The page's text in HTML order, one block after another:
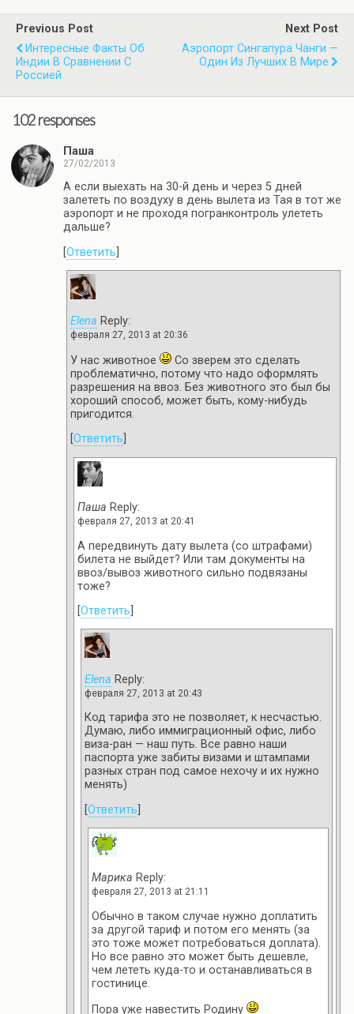
Previous Post
Интересные Факты Об
Индии В Сравнении С
Россией
Next Post
Аэропорт Сингапура Чанги —
Один Из Лучших В Мире
102 responses
Паша
27/02/2013
А если выехать на 30-й день и через 5 дней
залететь по воздуху в день вылета из Тая в тот же
аэропорт и не проходя погранконтроль улететь
дальше?
Ответить
Elena Reply:
февраля 27, 2013 at 20:36
У нас животное
Со зверем это сделать
проблематично, потому что надо оформлять
разрешения на ввоз. Без животного это был бы
хороший способ, может быть, кому-нибудь
пригодится.
Ответить
Паша Reply:
февраля 27, 2013 at 20:41
А передвинуть дату вылета (со штрафами)
билета не выйдет? Или там документы на
ввоз/вывоз животного сильно подвязаны
тоже?
Ответить
Elena Reply:
февраля 27, 2013 at 20:43
Код тарифа это не позволяет, к несчастью.
Думаю, либо иммиграционный офис, либо
виза-ран — наш путь. Все равно наши
паспорта уже забиты визами и штампами
разных стран под самое нехочу и их нужно
менять)
Ответить
Марика Reply:
февраля 27, 2013 at 21:11
Обычно в таком случае нужно доплатить
за другой тариф и потом его менять (за
это тоже может потребоваться доплата).
Но все равно это может быть дешевле,
чем лететь куда-то и останавливаться в
гостинице.
Пора уже навестить Родину